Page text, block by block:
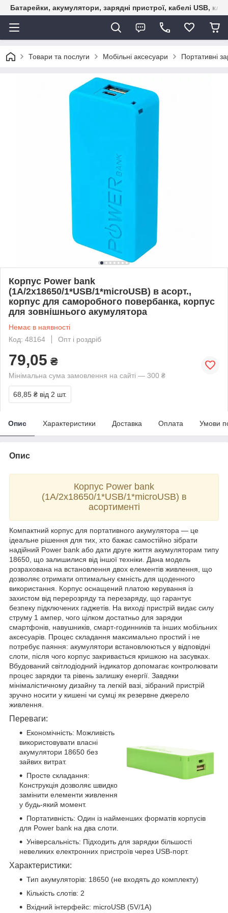
Батарейки, акумулятори, зарядні пристрої, кабелі USB,
Товари та послуги Мобільні аксесуари Портативні
Корпус Power bank
(1A/2х18650/1*USB/1*microUSB) в асорт.,
корпус для саморобного повербанка, корпус
для зовнішнього акумулятора
Немає в наявності
Код: 48164
Опт і роздріб
79,05 ₴
Мінімальна сума замовлення на сайті — 300 ₴
68,85 ₴ від 2 шт.
Опис Характеристики Доставка Оплата Умови
Опис
Корпус Power bank
(1A/2х18650/1*USB/1*microUSB) в
асортименті
Компактний корпус для портативного акумулятора — це
ідеальне рішення для тих, хто бажає самостійно зібрати
надійний Power bank або дати друге життя акумуляторам типу
18650, що залишилися від іншої техніки. Дана модель
розрахована на встановлення двох елементів живлення, що
дозволяє отримати оптимальну ємність для щоденного
використання. Корпус оснащений платою керування із
захистом від перерозряду та перезаряду, що гарантує
безпеку підключених гаджетів. На виході пристрій видає силу
струму 1 ампер, чого цілком достатньо для зарядки
смартфонів, навушників, смарт-годинників та інших мобільних
аксесуарів. Процес складання максимально простий і не
потребує паяння: акумулятори встановлюються у відповідні
слоти, після чого корпус закривається кришкою на засувках.
Вбудований світлодіодний індикатор допомагає контролювати
процес зарядки та рівень залишку енергії. Завдяки
мінімалістичному дизайну та легкій вазі, зібраний пристрій
зручно носити у кишені чи сумці як резервне джерело
живлення.
Переваги:
Економічність: Можливість
використовувати власні
акумулятори 18650 без
зайвих витрат.
Просте складання:
Конструкція дозволяє швидко
замінити елементи живлення
у будь-який момент.
Портативність: Один із найменших форматів корпусів
для Power bank на два слоти.
Універсальність: Підходить для зарядки більшості
невеликих електронних пристроїв через USB-порт.
Характеристики:
Тип акумуляторів: 18650 (не входять до комплекту)
Кількість слотів: 2
Вхідний інтерфейс: microUSB (5V/1A)